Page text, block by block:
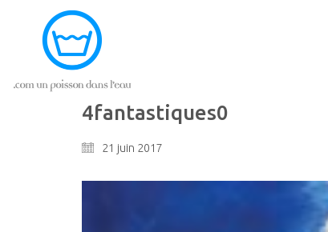
4fantastiques0
21 juin 2017